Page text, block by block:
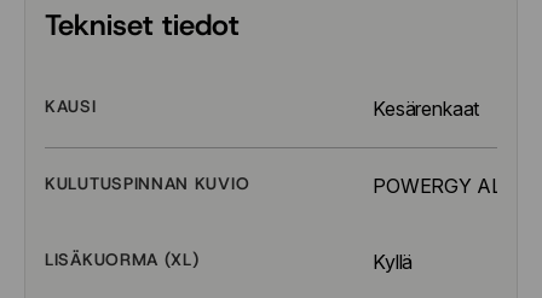
Tekniset tiedot
KAUSI Kesärenkaat
KULUTUSPINNAN KUVIO POWERGY ALL
LISÄKUORMA (XL) Kyllä